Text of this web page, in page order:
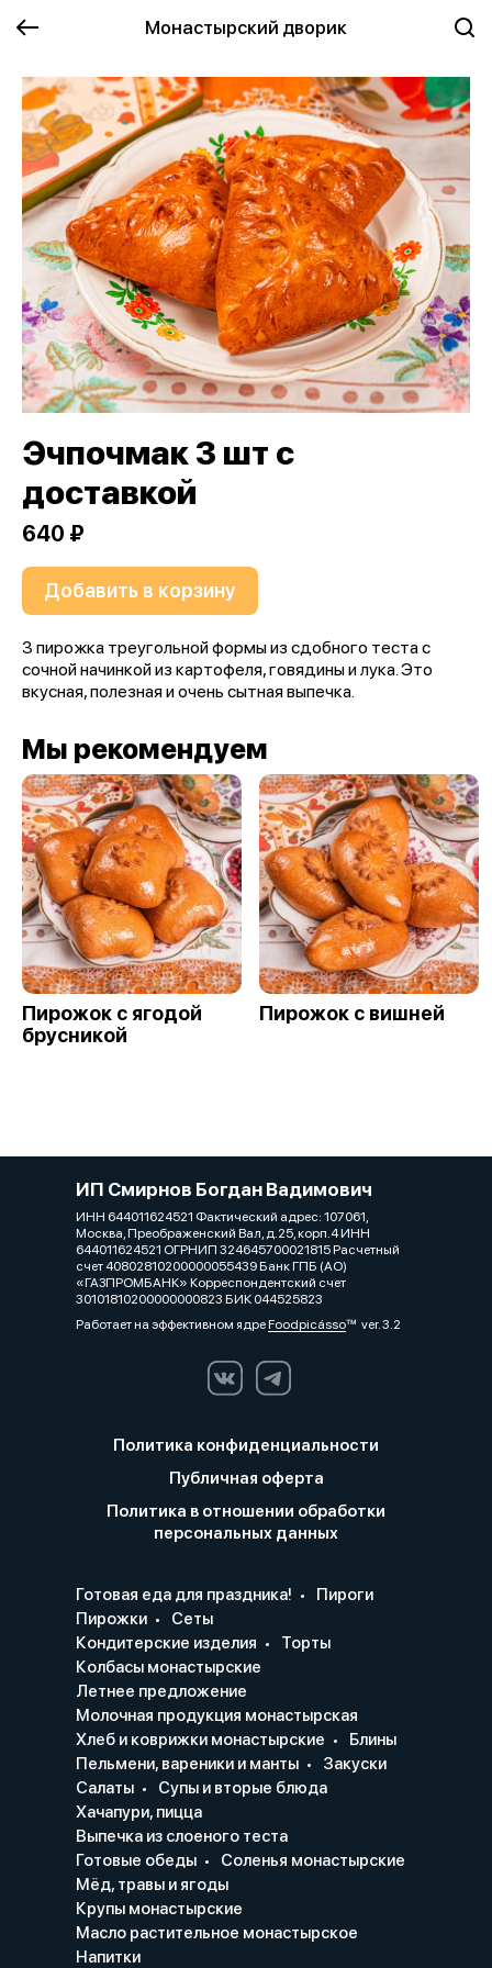
Монастырский дворик
Эчпочмак 3 шт с
доставкой
640 ₽
Добавить в корзину
3 пирожка треугольной формы из сдобного теста с
сочной начинкой из картофеля, говядины и лука. Это
вкусная, полезная и очень сытная выпечка.
Мы рекомендуем
Пирожок с ягодой
брусникой
Пирожок с вишней
ИП Смирнов Богдан Вадимович
ИНН 644011624521 Фактический адрес: 107061,
Москва, Преображенский Вал, д.25, корп.4 ИНН
644011624521 ОГРНИП 324645700021815 Расчетный
счет 40802810200000055439 Банк ГПБ (АО)
«ГАЗПРОМБАНК» Корреспондентский счет
30101810200000000823 БИК 044525823
Работает на эффективном ядреFoodpicássover. 3.2
Политика конфиденциальности
Публичная оферта
Политика в отношении обработки
персональных данных
Готовая еда для праздника!
Пироги
Пирожки
Сеты
Кондитерские изделия
Торты
Колбасы монастырские
Летнее предложение
Молочная продукция монастырская
Хлеб и коврижки монастырские
Блины
Пельмени, вареники и манты
Закуски
Салаты
Супы и вторые блюда
Хачапури, пицца
Выпечка из слоеного теста
Готовые обеды
Соленья монастырские
Мёд, травы и ягоды
Крупы монастырские
Масло растительное монастырское
Напитки